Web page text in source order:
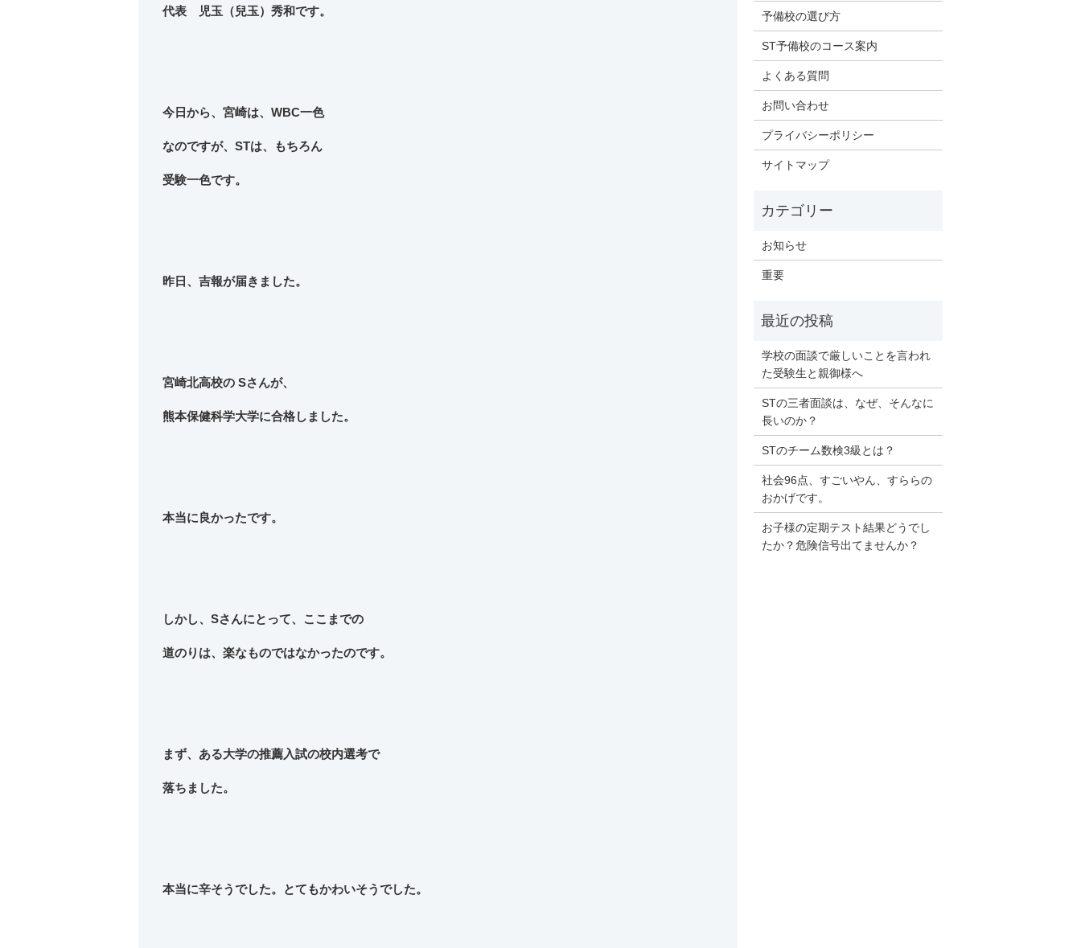
代表 児玉（兒玉）秀和です。
今日から、宮崎は、WBC一色
なのですが、STは、もちろん
受験一色です。
昨日、吉報が届きました。
宮崎北高校の Sさんが、
熊本保健科学大学に合格しました。
本当に良かったです。
しかし、Sさんにとって、ここまでの
道のりは、楽なものではなかったのです。
まず、ある大学の推薦入試の校内選考で
落ちました。
本当に辛そうでした。とてもかわいそうでした。
予備校の選び方
ST予備校のコース案内
よくある質問
お問い合わせ
プライバシーポリシー
サイトマップ
お知らせ
重要
学校の面談で厳しいことを言われ
た受験生と親御様へ
STの三者面談は、なぜ、そんなに
長いのか？
STのチーム数検3級とは？
社会96点、すごいやん、すららの
おかげです。
お子様の定期テスト結果どうでし
たか？危険信号出てませんか？